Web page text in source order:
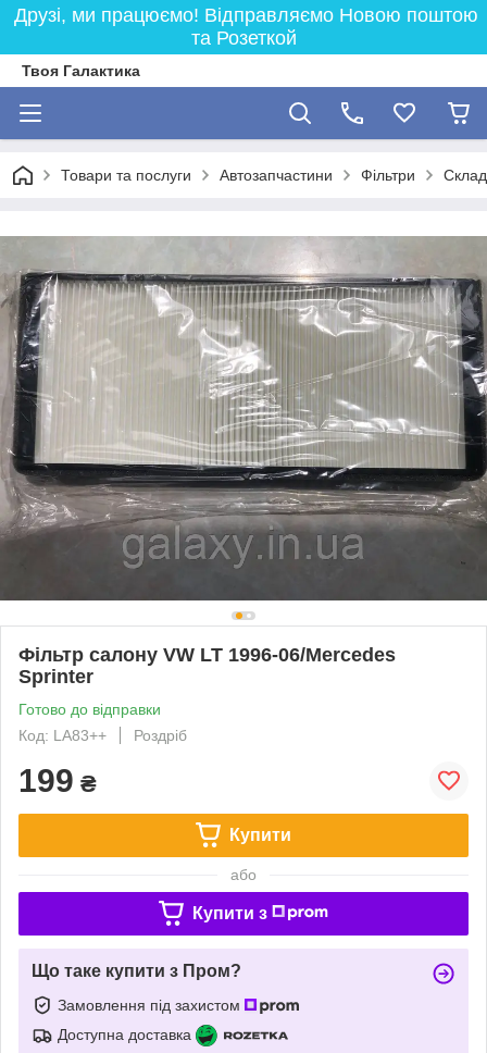
Друзі, ми працюємо! Відправляємо Новою поштою
та Розеткой
Твоя Галактика
Товари та послуги Автозапчастини Фільтри
Фільтр салону VW LT 1996-06/Mercedes
Sprinter
Готово до відправки
Код: LA83++
Роздріб
199 ₴
Купити
або
Купити з
Що таке купити з Пром?
Замовлення під захистом
Доступна доставка